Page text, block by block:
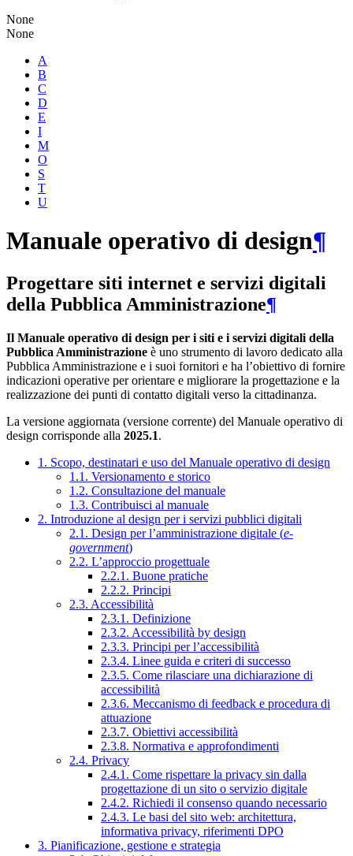
None
None
A
B
C
D
E
I
M
O
S
T
U
Manuale operativo di design¶
Progettare siti internet e servizi digitali
della Pubblica Amministrazione¶
Il Manuale operativo di design per i siti e i servizi digitali della
Pubblica Amministrazione è uno strumento di lavoro dedicato alla
Pubblica Amministrazione e i suoi fornitori e ha l’obiettivo di fornire
indicazioni operative per orientare e migliorare la progettazione e la
realizzazione dei punti di contatto digitali verso la cittadinanza.
La versione aggiornata (versione corrente) del Manuale operativo di
design corrisponde alla 2025.1.
1. Scopo, destinatari e uso del Manuale operativo di design
1.1. Versionamento e storico
1.2. Consultazione del manuale
1.3. Contribuisci al manuale
2. Introduzione al design per i servizi pubblici digitali
2.1. Design per l’amministrazione digitale (e-
government)
2.2. L’approccio progettuale
2.2.1. Buone pratiche
2.2.2. Principi
2.3. Accessibilità
2.3.1. Definizione
2.3.2. Accessibilità by design
2.3.3. Principi per l’accessibilità
2.3.4. Linee guida e criteri di successo
2.3.5. Come rilasciare una dichiarazione di
accessibilità
2.3.6. Meccanismo di feedback e procedura di
attuazione
2.3.7. Obiettivi accessibilità
2.3.8. Normativa e approfondimenti
2.4. Privacy
2.4.1. Come rispettare la privacy sin dalla
progettazione di un sito o servizio digitale
2.4.2. Richiedi il consenso quando necessario
2.4.3. Le basi del sito web: architettura,
informativa privacy, riferimenti DPO
3. Pianificazione, gestione e strategia